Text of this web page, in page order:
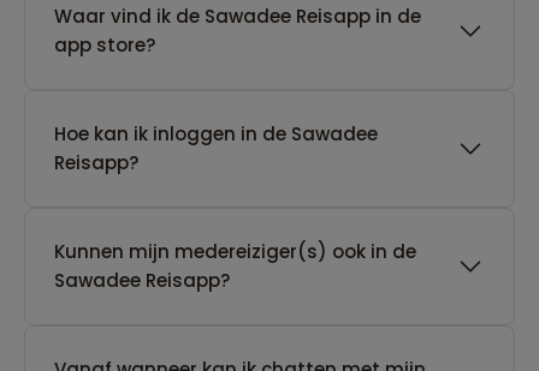
Waar vind ik de Sawadee Reisapp in de
app store?
Hoe kan ik inloggen in de Sawadee
Reisapp?
Kunnen mijn medereiziger(s) ook in de
Sawadee Reisapp?